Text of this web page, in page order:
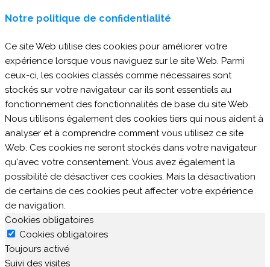
Notre politique de confidentialité
Ce site Web utilise des cookies pour améliorer votre
expérience lorsque vous naviguez sur le site Web. Parmi
ceux-ci, les cookies classés comme nécessaires sont
stockés sur votre navigateur car ils sont essentiels au
fonctionnement des fonctionnalités de base du site Web.
Nous utilisons également des cookies tiers qui nous aident à
analyser et à comprendre comment vous utilisez ce site
Web. Ces cookies ne seront stockés dans votre navigateur
qu'avec votre consentement. Vous avez également la
possibilité de désactiver ces cookies. Mais la désactivation
de certains de ces cookies peut affecter votre expérience
de navigation.
Cookies obligatoires
Cookies obligatoires
Toujours activé
Suivi des visites